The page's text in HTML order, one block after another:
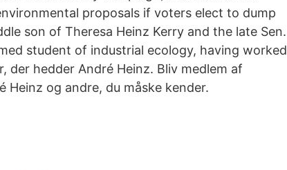
proposals if voters elect to dump
son of Theresa Heinz Kerry and the late Sen.
student of industrial ecology, having worked
der hedder André Heinz. Bliv medlem af
og andre, du måske kender.